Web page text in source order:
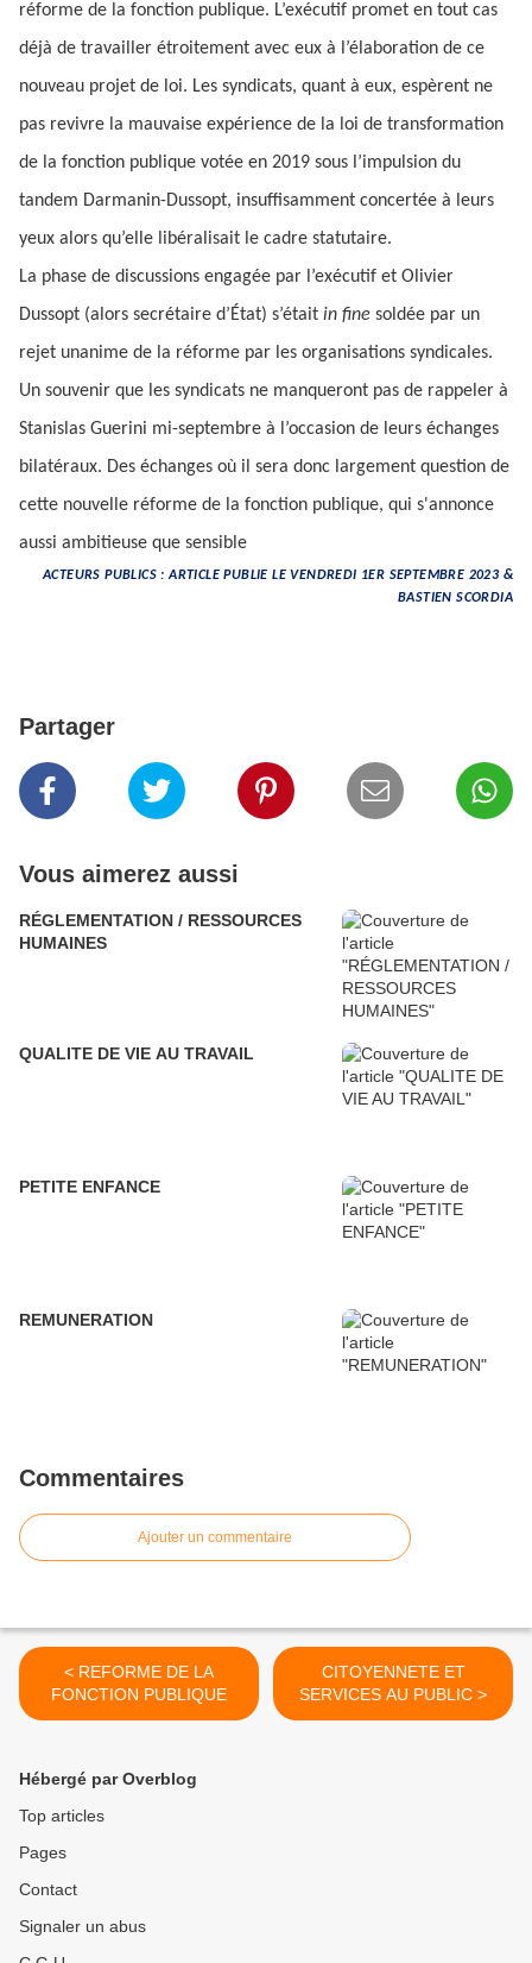
réforme de la fonction publique. L’exécutif promet en tout cas
déjà de travailler étroitement avec eux à l’élaboration de ce
nouveau projet de loi. Les syndicats, quant à eux, espèrent ne
pas revivre la mauvaise expérience de la loi de transformation
de la fonction publique votée en 2019 sous l’impulsion du
tandem Darmanin-Dussopt, insuffisamment concertée à leurs
yeux alors qu’elle libéralisait le cadre statutaire.
La phase de discussions engagée par l’exécutif et Olivier
Dussopt (alors secrétaire d’État) s’était in fine soldée par un
rejet unanime de la réforme par les organisations syndicales.
Un souvenir que les syndicats ne manqueront pas de rappeler à
Stanislas Guerini mi-septembre à l’occasion de leurs échanges
bilatéraux. Des échanges où il sera donc largement question de
cette nouvelle réforme de la fonction publique, qui s'annonce
aussi ambitieuse que sensible
ACTEURS PUBLICS : ARTICLE PUBLIE LE VENDREDI 1ER SEPTEMBRE 2023 &
BASTIEN SCORDIA
Partager
Vous aimerez aussi
RÉGLEMENTATION / RESSOURCES
HUMAINES
QUALITE DE VIE AU TRAVAIL
PETITE ENFANCE
REMUNERATION
Commentaires
Ajouter un commentaire
< REFORME DE LA
FONCTION PUBLIQUE
CITOYENNETE ET
SERVICES AU PUBLIC >
Hébergé par Overblog
Top articles
Pages
Contact
Signaler un abus